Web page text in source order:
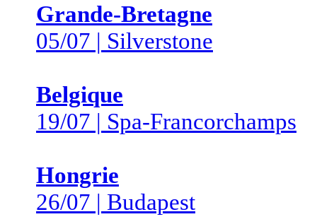
Grande-Bretagne
05/07 | Silverstone
Belgique
19/07 | Spa-Francorchamps
Hongrie
26/07 | Budapest